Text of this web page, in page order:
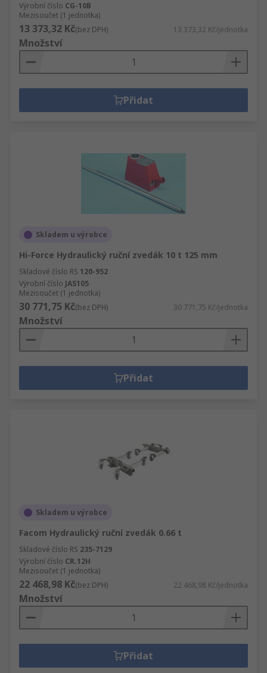
Výrobní číslo CG-10B
Mezisoučet (1 jednotka)
13 373,32 Kč(bez DPH) 13 373,32 Kč/jednotka
Množství
Přidat
Skladem u výrobce
Hi-Force Hydraulický ruční zvedák 10 t 125 mm
Skladové číslo RS 120-952
Výrobní číslo JAS105
Mezisoučet (1 jednotka)
30 771,75 Kč(bez DPH) 30 771,75 Kč/jednotka
Množství
Přidat
Skladem u výrobce
Facom Hydraulický ruční zvedák 0.66 t
Skladové číslo RS 235-7129
Výrobní číslo CR.12H
Mezisoučet (1 jednotka)
22 468,98 Kč(bez DPH) 22 468,98 Kč/jednotka
Množství
Přidat